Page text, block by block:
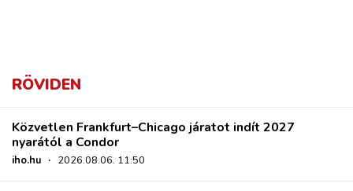
RÖVIDEN
Közvetlen Frankfurt–Chicago járatot indít 2027
nyarától a Condor
iho.hu · 2026.08.06. 11:50